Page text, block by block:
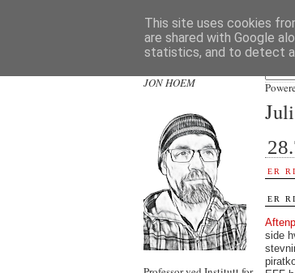
JON HOEM
ER
ER
side
This site uses cookies
are shared with Google
statistics, and to detect